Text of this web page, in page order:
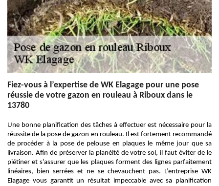
Fiez-vous à l’expertise de WK Elagage pour une pose
réussie de votre gazon en rouleau à Riboux dans le
13780
Une bonne planification des tâches à effectuer est nécessaire pour la
réussite de la pose de gazon en rouleau. Il est fortement recommandé
de procéder à la pose de pelouse en plaques le même jour que sa
livraison. Afin de préserver la planéité de votre sol, il faut éviter de le
piétiner et s’assurer que les plaques forment des lignes parfaitement
linéaires, bien serrées et ne se chevauchent pas. L’entreprise WK
Elagage vous garantit un résultat impeccable avec sa planification